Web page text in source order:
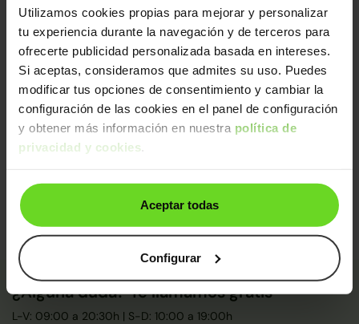
Utilizamos cookies propias para mejorar y personalizar
tu experiencia durante la navegación y de terceros para
ofrecerte publicidad personalizada basada en intereses.
Si aceptas, consideramos que admites su uso. Puedes
modificar tus opciones de consentimiento y cambiar la
configuración de las cookies en el panel de configuración
y obtener más información en nuestra política de
privacidad y cookies
Aceptar todas
Configurar
Diagnosis avanzada
Mecánica impecable (con sustitución de piezas
clave)
Control final de calidad y seguridad
De un equipo de+250 expertos, este coche ha sido
certificado y pasado control de calidad:
¿Alguna duda? Te llamamos gratis
L-V: 09:00 a 20:30h | S-D: 10:00 a 19:00h